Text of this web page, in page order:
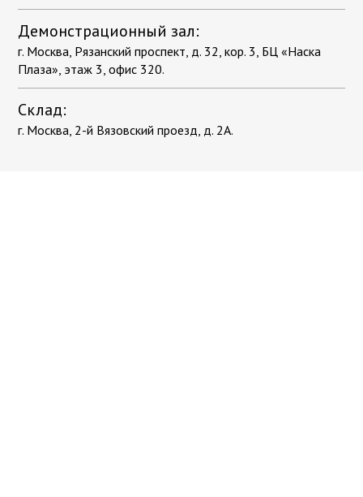
Демонстрационный зал:
г. Москва, Рязанский проспект, д. 32, кор. 3, БЦ «Наска
Плаза», этаж 3, офис 320.
Склад:
г. Москва, 2-й Вязовский проезд, д. 2А.